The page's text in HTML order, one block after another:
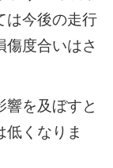
は今後の走行
傷度合いはさ
響を及ぼすと
低くなりま